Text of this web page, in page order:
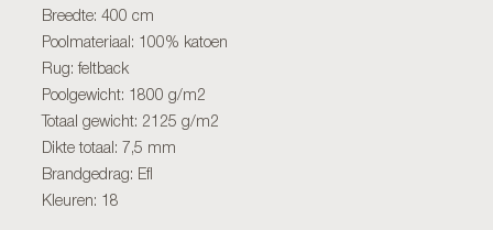
Breedte: 400 cm
Poolmateriaal: 100% katoen
Rug: feltback
Poolgewicht: 1800 g/m2
Totaal gewicht: 2125 g/m2
Dikte totaal: 7,5 mm
Brandgedrag: Efl
Kleuren: 18